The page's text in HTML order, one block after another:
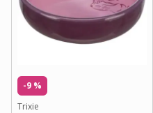
-9 %
Trixie